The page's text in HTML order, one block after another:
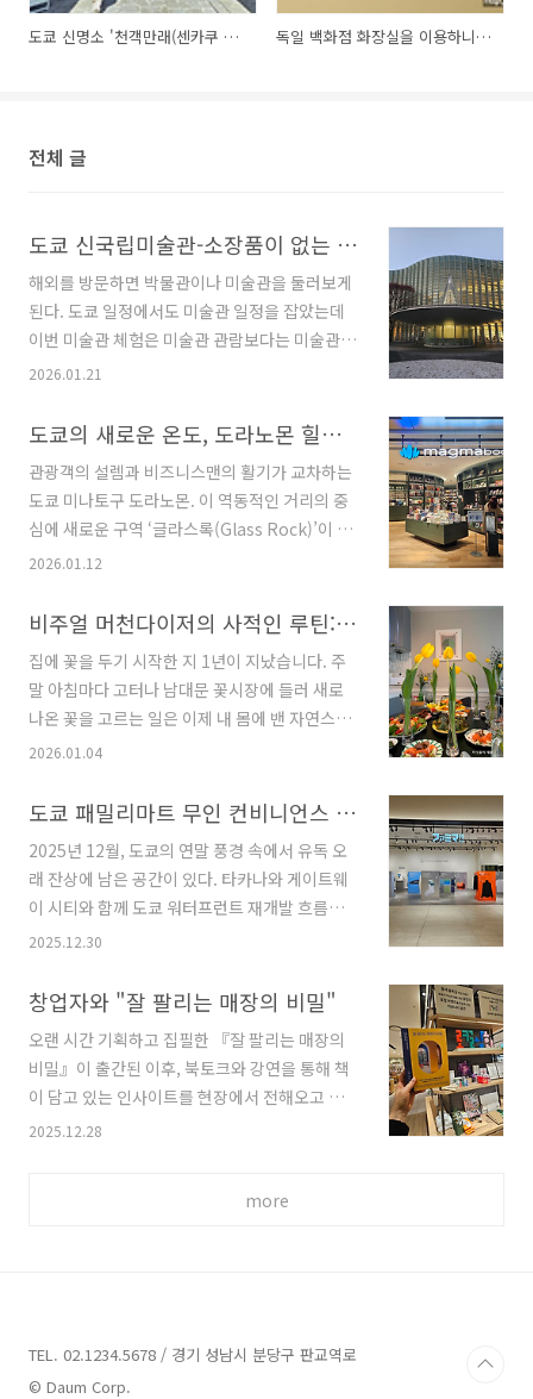
도쿄 신명소 '천객만래(센카쿠 반라이)'를 가보니 독일 백화점 화장실을 이용하니 돈을 내야 했네요
전체 글
도쿄 신국립미술관-소장품이 없는 미술관, 그래서 더 강렬한 공간
해외를 방문하면 박물관이나 미술관을 둘러보게
된다. 도쿄 일정에서도 미술관 일정을 잡았는데
이번 미술관 체험은 미술관 관람보다는 미술관의
건축을 보기 위함이다. 그리고 신국립미술관으로
본을 대표하는 전시 공간이다. 총면적 약 14,000
㎡에 달하는 일본 최대 규모의 전시장으로, 내외
부 모두 시각적으로 완성도가 매우 높은 공간으로
평가받는다. 하지만 이 미술관을 특별하게 만드
는 진짜 이유는 규모가 아니라 ‘소장품이 없다는
점’이다. 이곳은 일본에서 유일하게 컬렉션을 보
획전을 중심으로 한 ‘전람회 사업’을 핵심으로 운
영된다. 해외의 고전 작품부터 현대미술, 만화, 패
션, 디자인에 이르기까지 다양한 장르의 전시는
모두..
2026.01.21
도쿄의 새로운 온도, 도라노몬 힐스의 심장 ‘글라스록(Glass Rock)’
관광객의 설렘과 비즈니스맨의 활기가 교차하는
도쿄 미나토구 도라노몬. 이 역동적인 거리의 중
심에 새로운 구역 ‘글라스록(Glass Rock)’이 그
모습을 드러냈습니다. 도라노몬 힐스 스테이션
이곳은, 지상 4층과 지하 3층 규모의 날렵한 삼각
‘스테이션 타워’ 사이에 위치한 글라스록은 투명
한 입면 디자인을 통해 도시의 빛을 입체적으로
투영하며 독보적인 랜드마크의 위용을 자랑합니
다. 특히 저녁에 방문하면 더욱 화려한 자태가 드
크’글라스록 2층에서 마주하는 ‘T-데크’는 두 타
워를 연결하는 거대한 보행로입니다. 사진 속
‘TORANOMON HILLS’ 로고가 빛나는 ..
2026.01.12
비주얼 머천다이저의 사적인 루틴: 꽃과 음식으로의 기억
집에 꽃을 두기 시작한 지 1년이 지났습니다. 주
말 아침마다 고터나 남대문 꽃시장에 들러 새로
나온 꽃을 고르는 일은 이제 내 몸에 밴 자연스러
운 일상이 됐어요. 직업이 VMD(비주얼 머천다이
니다. 꽃은 공간의 무드를 바꾸는 가장 쉽고 명확
을 바꾸는 행위는, 나에게 한 주를 정성껏 맞이하
겠다는 일종의 선언과도 같습니다.지난 연말, 친
구들과 함께했던 두 번의 파티 테이블은 그동안의
루틴이 빛을 발했던 순간이었습니다. 🌹
난 크리스마스 이브, 제 식탁의 주인공은 '짙은 레
드 장미'였습니다. 올해 출간한 저의 책 『잘 팔리
는 매장의 비밀』 북토크 때, 작은 유..
2026.01.04
도쿄 패밀리마트 무인 컨비니언스 편의점 방문기
2025년 12월, 도쿄의 연말 풍경 속에서 유독 오
래 잔상에 남은 공간이 있다. 타카나와 게이트웨
이 시티와 함께 도쿄 워터프런트 재개발 흐름을
대표하는 블루 프론트 시바우라 3층에 위치한 무
리는 이 매장은 우리가 알고 있던 편의점의 전형
래전부터 단일 용도의 개발을 반복하지 않았다.
주거, 업무, 상업, 문화, 공공 기능을 한 덩어리로
엮는 복합 재개발을 통해 도시의 리듬 자체를 다
시 설계해왔다. 롯폰기 힐스나 에비스 가든 플레
에 이르기까지, 도쿄의 도시는 ‘어디서 일하고, 어
2025.12.30
창업자와 "잘 팔리는 매장의 비밀"
오랜 시간 기획하고 집필한 『잘 팔리는 매장의
비밀』이 출간된 이후, 북토크와 강연을 통해 책
이 담고 있는 인사이트를 현장에서 전해오고 있
다. 두 차례 진행한 북토크는 지금도 생생하게 기
었다. 현재는 그 연장선에서 로컬 상회 컨설팅을
장되고 있다. 이러한 흐름 속에서 현대백화점 천
호점에서 운영 중인 로컬상회는 지역, 행정, 유통,
2025.12.28
more
TEL. 02.1234.5678 / 경기 성남시 분당구 판교역로
© Daum Corp.